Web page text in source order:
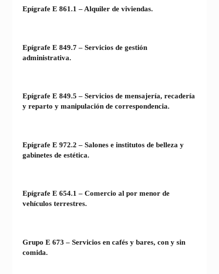
Epígrafe E 861.1 – Alquiler de viviendas.
Epígrafe E 849.7 – Servicios de gestión
administrativa.
Epígrafe E 849.5 – Servicios de mensajería, recadería
y reparto y manipulación de correspondencia.
Epígrafe E 972.2 – Salones e institutos de belleza y
gabinetes de estética.
Epígrafe E 654.1 – Comercio al por menor de
vehículos terrestres.
Grupo E 673 – Servicios en cafés y bares, con y sin
comida.